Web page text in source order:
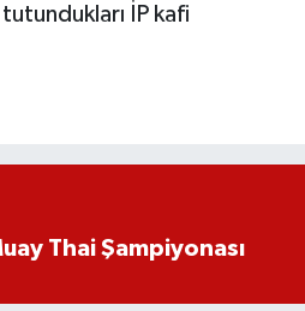
İP kafi
Thai Şampiyonası